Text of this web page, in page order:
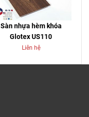
Sàn nhựa hèm khóa
Glotex US110
Liên hệ